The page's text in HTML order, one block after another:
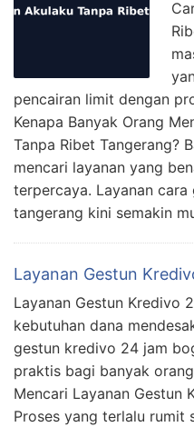
pencairan limit dengan
Kenapa Banyak Orang
Tanpa Ribet Tangerang?
mencari layanan yang
terpercaya. Layanan
tangerang kini semakin
Layanan Gestun
Layanan Gestun Kredivo
kebutuhan dana
gestun kredivo 24 jam
praktis bagi banyak
Mencari Layanan Gestun
Proses yang terlalu rumit